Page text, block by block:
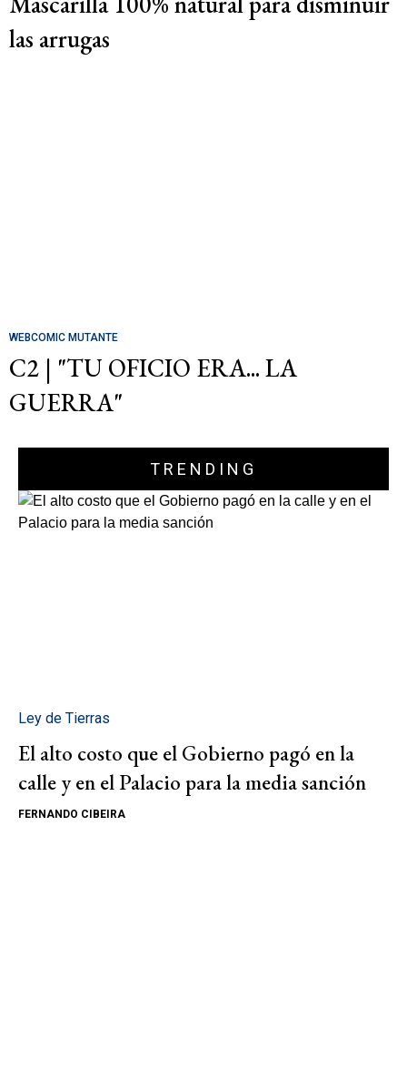
las arrugas
WEBCOMIC MUTANTE
C2 | "TU OFICIO ERA... LA
GUERRA"
TRENDING
Ley de Tierras
El alto costo que el Gobierno pagó en la
calle y en el Palacio para la media sanción
FERNANDO CIBEIRA